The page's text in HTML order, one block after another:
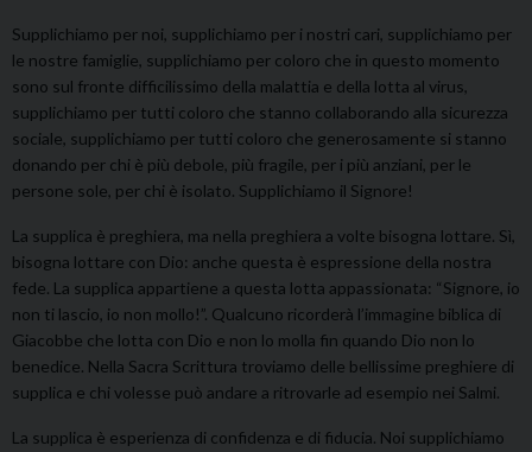
Supplichiamo per noi, supplichiamo per i nostri cari, supplichiamo per
le nostre famiglie, supplichiamo per coloro che in questo momento
sono sul fronte difficilissimo della malattia e della lotta al virus,
supplichiamo per tutti coloro che stanno collaborando alla sicurezza
sociale, supplichiamo per tutti coloro che generosamente si stanno
donando per chi è più debole, più fragile, per i più anziani, per le
persone sole, per chi è isolato. Supplichiamo il Signore!
La supplica è preghiera, ma nella preghiera a volte bisogna lottare. Sì,
bisogna lottare con Dio: anche questa è espressione della nostra
fede. La supplica appartiene a questa lotta appassionata: “Signore, io
non ti lascio, io non mollo!”. Qualcuno ricorderà l’immagine biblica di
Giacobbe che lotta con Dio e non lo molla fin quando Dio non lo
benedice. Nella Sacra Scrittura troviamo delle bellissime preghiere di
supplica e chi volesse può andare a ritrovarle ad esempio nei Salmi.
La supplica è esperienza di confidenza e di fiducia. Noi supplichiamo